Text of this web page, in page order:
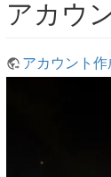
アカウ
アカウント作